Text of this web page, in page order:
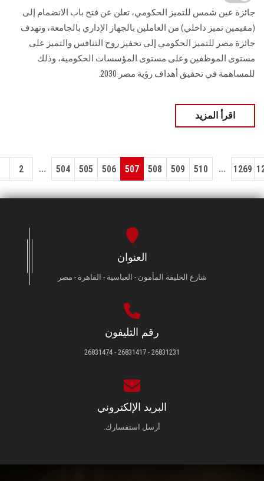
جائزة عين شمس للتميز الحكومي، تعلن عن فتح باب الانضمام إلى
(مقيمين تميز داخلي) من العاملين بالجهاز الإداري بالجامعة، وتهدف
جائزة مصر للتميز الحكومي إلى تحفيز روح التنافس والتميز على
مستوى الموظفين وعلى مستوى المؤسسات الحكومية، وذلك
للمساهمة في تحقيق أهداف رؤية مصر 2030.
اقرأ المزيد
2 ... 504 505 506 507 508 509 510 ... 1269
العنوان
شارع الخليفة المأمون - العباسية - القاهرة - مصر
رقم التليفون
26831231 - 26831417 - 26831474
البريد الإلكتروني
أرسل استفسارك.